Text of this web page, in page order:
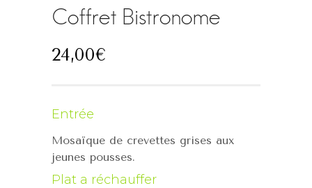
Coffret Bistronome
24,00€
Entrée
Mosaïque de crevettes grises aux
jeunes pousses.
Plat a réchauffer